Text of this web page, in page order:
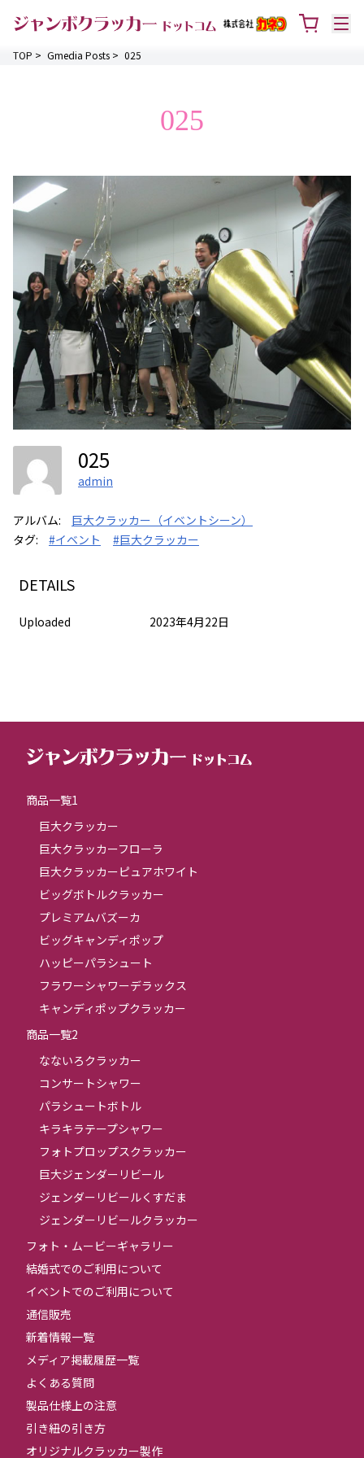
TOP > Gmedia Posts > 025
025
025
admin
アルバム:
巨大クラッカー（イベントシーン）
タグ:
#イベント #巨大クラッカー
DETAILS
Uploaded 2023年4月22日
商品一覧1
巨大クラッカー
巨大クラッカーフローラ
巨大クラッカーピュアホワイト
ビッグボトルクラッカー
プレミアムバズーカ
ビッグキャンディポップ
ハッピーパラシュート
フラワーシャワーデラックス
キャンディポップクラッカー
商品一覧2
なないろクラッカー
コンサートシャワー
パラシュートボトル
キラキラテープシャワー
フォトプロップスクラッカー
巨大ジェンダーリビール
ジェンダーリビールくすだま
ジェンダーリビールクラッカー
フォト・ムービーギャラリー
結婚式でのご利用について
イベントでのご利用について
通信販売
新着情報一覧
メディア掲載履歴一覧
よくある質問
製品仕様上の注意
引き紐の引き方
オリジナルクラッカー製作